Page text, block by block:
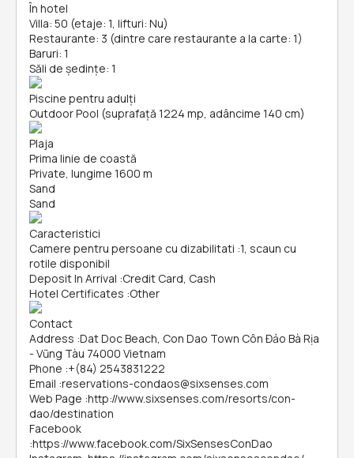
În hotel
Villa: 50 (etaje: 1, lifturi: Nu)
Restaurante: 3 (dintre care restaurante a la carte: 1)
Baruri: 1
Săli de ședințe: 1
Piscine pentru adulți
Outdoor Pool (suprafață 1224 mp, adâncime 140 cm)
Plaja
Prima linie de coastă
Private, lungime 1600 m
Sand
Sand
Caracteristici
Camere pentru persoane cu dizabilitati :1, scaun cu
rotile disponibil
Deposit In Arrival :Credit Card, Cash
Hotel Certificates :Other
Contact
Address :Dat Doc Beach, Con Dao Town Côn Đảo Bà Rịa
- Vũng Tàu 74000 Vietnam
Phone :+(84) 2543831222
Email :reservations-condaos@sixsenses.com
Web Page :http://www.sixsenses.com/resorts/con-
dao/destination
Facebook
:https://www.facebook.com/SixSensesConDao